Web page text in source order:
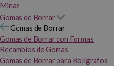
Minas
Gomas de Borrar
Gomas de Borrar
Gomas de Borrar con Formas
Recambios de Gomas
Gomas de Borrar para Bolígrafos